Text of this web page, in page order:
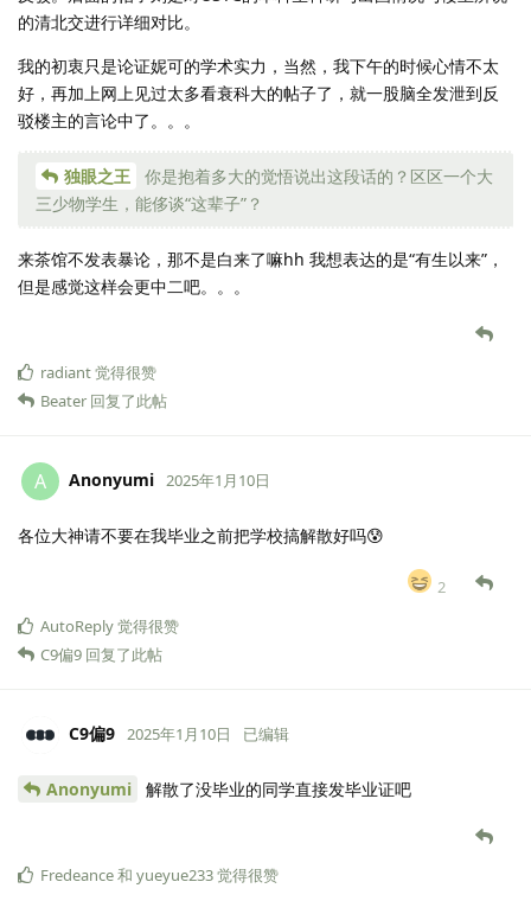
的清北交进行详细对比。
我的初衷只是论证妮可的学术实力，当然，我下午的时候心情不太
好，再加上网上见过太多看衰科大的帖子了，就一股脑全发泄到反
驳楼主的言论中了。。。
独眼之王
你是抱着多大的觉悟说出这段话的？区区一个大
三少物学生，能侈谈“这辈子”？
来茶馆不发表暴论，那不是白来了嘛hh 我想表达的是“有生以来”，
但是感觉这样会更中二吧。。。
radiant觉得很赞
Beater 回复了此帖
A Anonyumi 2025年1月10日
各位大神请不要在我毕业之前把学校搞解散好吗😰
2
AutoReply觉得很赞
C9偏9 回复了此帖
C9偏9 2025年1月10日 已编辑
Anonyumi 解散了没毕业的同学直接发毕业证吧
Fredeance和 yueyue233觉得很赞